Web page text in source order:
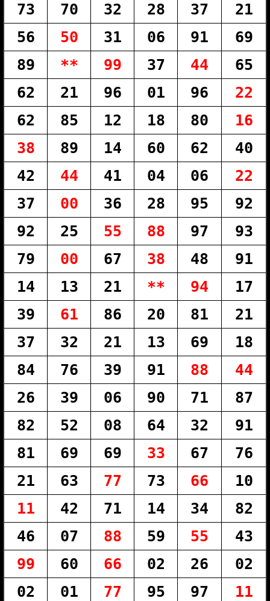
73
70 32 28 37
21
56
50 31 06 91
69
89
** 99 37 44
65
62
21 96 01 96
22
62
85 12 18 80
16
38
89 14 60 62
40
42
44 41 04 06
22
37
00 36 28 95
92
92
25 55 88 97
93
79
00 67 38 48
91
14
13 21 ** 94
17
39
61 86 20 81
21
37
32 21 13 69
18
84
76 39 91 88
44
26
39 06 90 71
87
82
52 08 64 32
91
81
69 69 33 67
76
21
63 77 73 66
10
11
42 71 14 34
82
46
07 88 59 55
43
99
60 66 02 26
02
02
01 77 95 97
11